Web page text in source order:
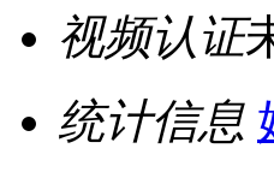
视频认证
统计信息